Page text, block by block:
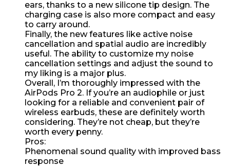
ears, thanks to a new silicone tip design. The
charging case is also more compact and easy
to carry around.
Finally, the new features like active noise
cancellation and spatial audio are incredibly
useful. The ability to customize my noise
cancellation settings and adjust the sound to
my liking is a major plus.
Overall, I’m thoroughly impressed with the
AirPods Pro 2. If you’re an audiophile or just
looking for a reliable and convenient pair of
wireless earbuds, these are definitely worth
considering. They’re not cheap, but they’re
worth every penny.
Pros:
Phenomenal sound quality with improved bass
response